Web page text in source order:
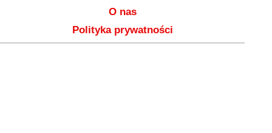
O nas
Polityka prywatności